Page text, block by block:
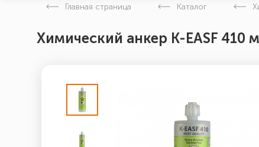
Главная страница Каталог
Химический анкер K-EASF 410